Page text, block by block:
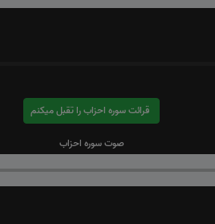
قرائت سوره احزاب را تقبل میکنم
صوت سوره احزاب